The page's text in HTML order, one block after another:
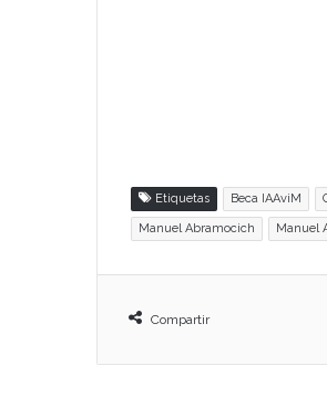
Etiquetas Beca IAAviM
Manuel Abramocich Manuel
Compartir